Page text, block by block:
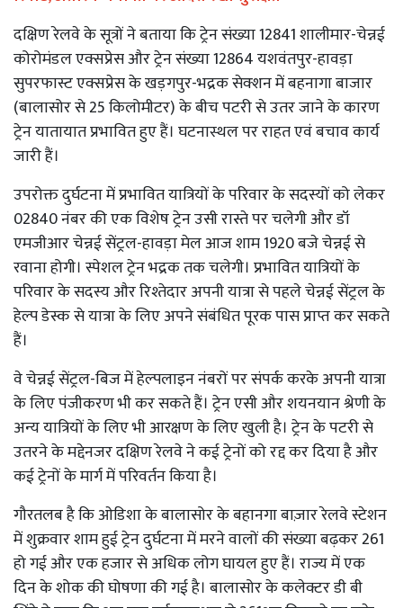
दक्षिण रेलवे के सूत्रों ने बताया कि ट्रेन संख्या 12841 शालीमार-चेन्नई
कोरोमंडल एक्सप्रेस और ट्रेन संख्या 12864 यशवंतपुर-हावड़ा
सुपरफास्ट एक्सप्रेस के खड़गपुर-भद्रक सेक्शन में बहनागा बाजार
(बालासोर से 25 किलोमीटर) के बीच पटरी से उतर जाने के कारण
ट्रेन यातायात प्रभावित हुए हैं। घटनास्थल पर राहत एवं बचाव कार्य
जारी हैं।
उपरोक्त दुर्घटना में प्रभावित यात्रियों के परिवार के सदस्यों को लेकर
02840 नंबर की एक विशेष ट्रेन उसी रास्ते पर चलेगी और डॉ
एमजीआर चेन्नई सेंट्रल-हावड़ा मेल आज शाम 1920 बजे चेन्नई से
रवाना होगी। स्पेशल ट्रेन भद्रक तक चलेगी। प्रभावित यात्रियों के
परिवार के सदस्य और रिश्तेदार अपनी यात्रा से पहले चेन्नई सेंट्रल के
हेल्प डेस्क से यात्रा के लिए अपने संबंधित पूरक पास प्राप्त कर सकते
हैं।
वे चेन्नई सेंट्रल-बिज में हेल्पलाइन नंबरों पर संपर्क करके अपनी यात्रा
के लिए पंजीकरण भी कर सकते हैं। ट्रेन एसी और शयनयान श्रेणी के
अन्य यात्रियों के लिए भी आरक्षण के लिए खुली है। ट्रेन के पटरी से
उतरने के मद्देनजर दक्षिण रेलवे ने कई ट्रेनों को रद्द कर दिया है और
कई ट्रेनों के मार्ग में परिवर्तन किया है।
गौरतलब है कि ओडिशा के बालासोर के बहानगा बाज़ार रेलवे स्टेशन
में शुक्रवार शाम हुई ट्रेन दुर्घटना में मरने वालों की संख्या बढ़कर 261
हो गई और एक हजार से अधिक लोग घायल हुए हैं। राज्य में एक
दिन के शोक की घोषणा की गई है। बालासोर के कलेक्टर डी बी